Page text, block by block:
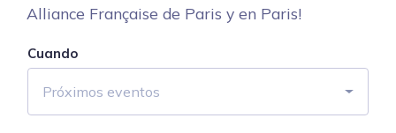
Alliance Française de Paris y en Paris!
Cuando
Próximos eventos